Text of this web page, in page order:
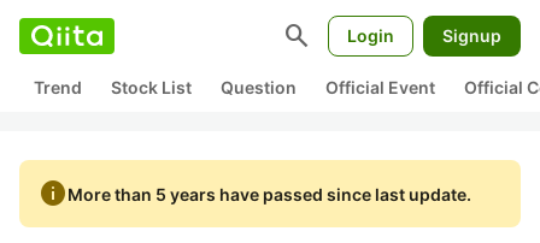
search Login Signup
Trend Stock List Question Official Event Official
infoMore than 5 years have passed since last update.